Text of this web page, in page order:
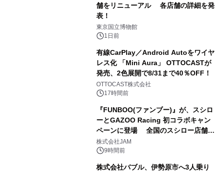
舗をリニューアル 各店舗の詳細を発
表！
東京国立博物館
1日前
有線CarPlay／Android Autoをワイヤ
レス化 「Mini Aura」 OTTOCASTが
発売、2色展開で8/31まで40％OFF！
OTTOCAST株式会社
17時間前
『FUNBOO(ファンブー)』が、スシロ
ーとGAZOO Racing 初コラボキャン
ペーンに登場 全国のスシロー店舗で
GR 4車種の FUNBOO(ミニカー)付き
メニューが展開されます
株式会社JAM
9時間前
株式会社バブル、伊勢原市へ3人乗り